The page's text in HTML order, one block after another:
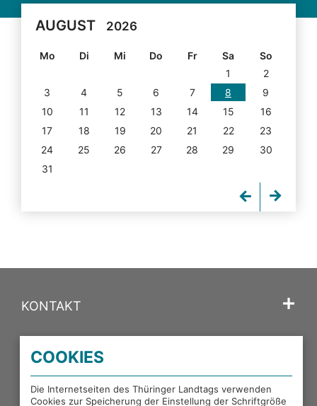
AUGUST 2026
Mo Di Mi Do Fr Sa
So
1
2
3
4 5 6 7 8
9
10
11 12 13 14 15
16
17
18 19 20 21 22
23
24
25 26 27 28 29
30
31
KONTAKT
PORTALE DES THÜRINGER LANDTAGS
COOKIES
Die Internetseiten des Thüringer Landtags verwenden
Cookies zur Speicherung der Einstellung der Schriftgröße